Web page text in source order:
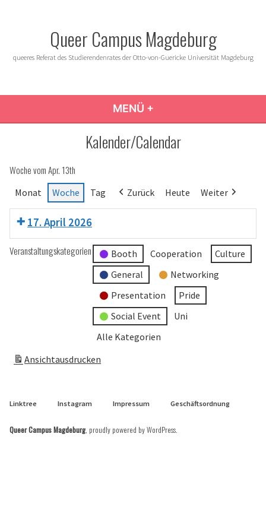
Queer Campus Magdeburg
queeres Referat des Studierendenrates der Otto-von-Guericke Universität Magdeburg
MENÜ +
Kalender/Calendar
Woche vom Apr. 13th
Monat Woche Tag Zurück Heute Weiter
17. April 2026
Veranstaltungskategorien Booth Cooperation
Culture
General
Networking
Presentation
Pride
Social Event
Uni
Alle Kategorien
Ansichtausdrucken
Linktree Instagram Impressum Geschäftsordnung
Queer Campus Magdeburg, proudly powered by WordPress.